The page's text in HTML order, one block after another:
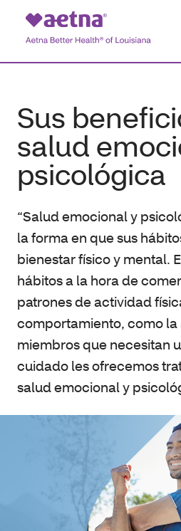
Sus
salud
psicológica
“Salud emocional y
la forma en que sus
bienestar físico y mental.
hábitos a la hora de
patrones de actividad
comportamiento, como la
miembros que necesitan
cuidado les ofrecemos
salud emocional y